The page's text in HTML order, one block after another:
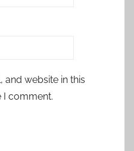
and website in this
I comment.